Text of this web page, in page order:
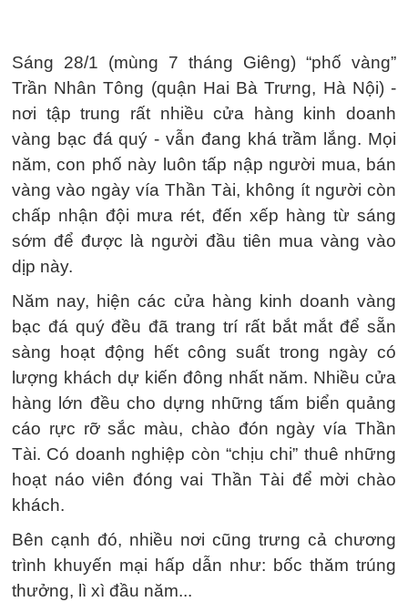
Sáng 28/1 (mùng 7 tháng Giêng) “phố vàng”
Trần Nhân Tông (quận Hai Bà Trưng, Hà Nội) -
nơi tập trung rất nhiều cửa hàng kinh doanh
vàng bạc đá quý - vẫn đang khá trầm lắng. Mọi
năm, con phố này luôn tấp nập người mua, bán
vàng vào ngày vía Thần Tài, không ít người còn
chấp nhận đội mưa rét, đến xếp hàng từ sáng
sớm để được là người đầu tiên mua vàng vào
dịp này.
Năm nay, hiện các cửa hàng kinh doanh vàng
bạc đá quý đều đã trang trí rất bắt mắt để sẵn
sàng hoạt động hết công suất trong ngày có
lượng khách dự kiến đông nhất năm. Nhiều cửa
hàng lớn đều cho dựng những tấm biển quảng
cáo rực rỡ sắc màu, chào đón ngày vía Thần
Tài. Có doanh nghiệp còn “chịu chi” thuê những
hoạt náo viên đóng vai Thần Tài để mời chào
khách.
Bên cạnh đó, nhiều nơi cũng trưng cả chương
trình khuyến mại hấp dẫn như: bốc thăm trúng
thưởng, lì xì đầu năm...